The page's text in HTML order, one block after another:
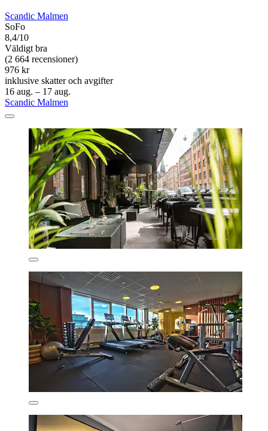
Scandic Malmen
SoFo
8,4/10
Väldigt bra
(2 664 recensioner)
976 kr
inklusive skatter och avgifter
16 aug. – 17 aug.
Scandic Malmen